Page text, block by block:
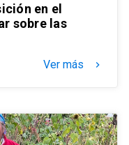
en el
sobre las
Ver más keyboard_arrow_right